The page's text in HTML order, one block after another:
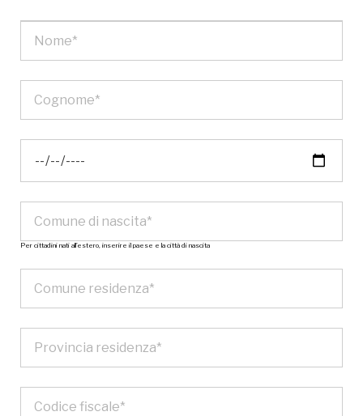
Per cittadini nati all’estero, inserire il paese e la città di nascita